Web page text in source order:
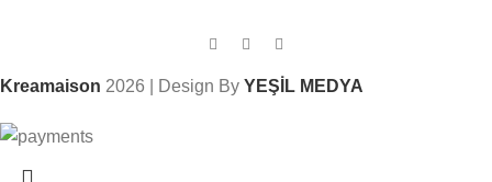
Kreamaison 2026 | Design By YEŞİL MEDYA
Sepetinizdeki 2. Ürün Şimdi %50 İndirimli!